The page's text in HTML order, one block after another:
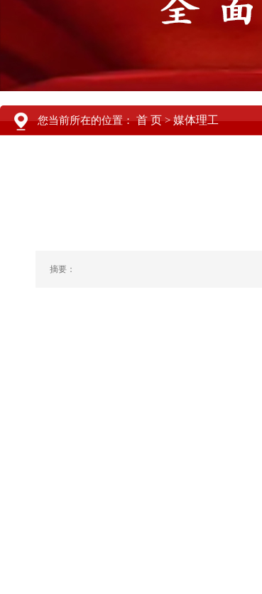
您当前所在的位置：首 页>媒体理工
摘要：